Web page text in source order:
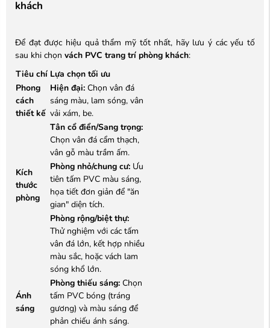
khách
Để đạt được hiệu quả thẩm mỹ tốt nhất, hãy lưu ý các yếu tố
sau khi chọn vách PVC trang trí phòng khách:
Tiêu chí Lựa chọn tối ưu
Phong
cách
thiết kế
Hiện đại: Chọn vân đá
sáng màu, lam sóng, vân
vải xám, be.
Tân cổ điển/Sang trọng:
Chọn vân đá cẩm thạch,
vân gỗ màu trầm ấm.
Kích
thước
phòng
Phòng nhỏ/chung cư: Ưu
tiên tấm PVC màu sáng,
họa tiết đơn giản để "ăn
gian" diện tích.
Phòng rộng/biệt thự:
Thử nghiệm với các tấm
vân đá lớn, kết hợp nhiều
màu sắc, hoặc vách lam
sóng khổ lớn.
Ánh
sáng
Phòng thiếu sáng: Chọn
tấm PVC bóng (tráng
gương) và màu sáng để
phản chiếu ánh sáng.